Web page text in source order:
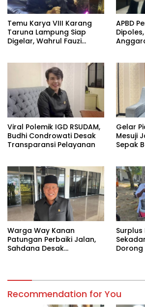
Temu Karya VIII Karang
Taruna Lampung Siap
Digelar, Wahrul Fauzi
APBD
Viral Polemik IGD RSUDAM,
Budhi Condrowati Desak
Transparansi Pelayanan
Gelar
Mesuji
Sepak
Warga Way Kanan
Patungan Perbaiki Jalan,
Sahdana Desak
Dorong
Recommendation for You